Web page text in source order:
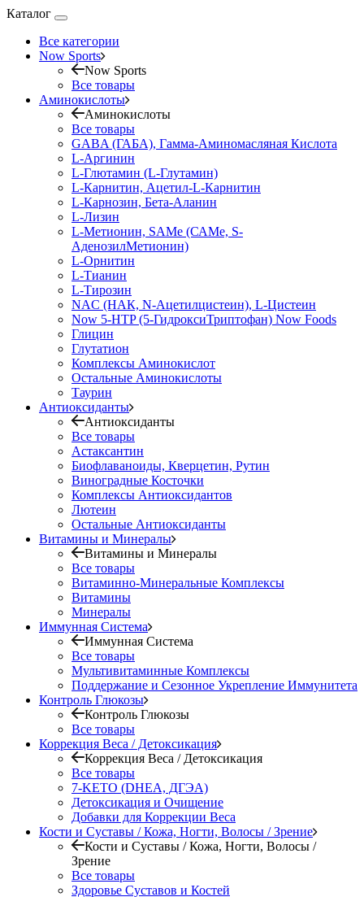
Каталог
Все категории
Now Sports
Now Sports
Все товары
Аминокислоты
Аминокислоты
Все товары
GABA (ГАБА), Гамма-Аминомасляная Кислота
L-Аргинин
L-Глютамин (L-Глутамин)
L-Карнитин, Ацетил-L-Карнитин
L-Карнозин, Бета-Аланин
L-Лизин
L-Метионин, SAMe (САМе, S-
АденозилМетионин)
L-Орнитин
L-Тианин
L-Тирозин
NAC (НАК, N-Ацетилцистеин), L-Цистеин
Now 5-HTP (5-ГидроксиТриптофан) Now Foods
Глицин
Глутатион
Комплексы Аминокислот
Остальные Аминокислоты
Таурин
Антиоксиданты
Антиоксиданты
Все товары
Астаксантин
Биофлаваноиды, Кверцетин, Рутин
Виноградные Косточки
Комплексы Антиоксидантов
Лютеин
Остальные Антиоксиданты
Витамины и Минералы
Витамины и Минералы
Все товары
Витаминно-Минеральные Комплексы
Витамины
Минералы
Иммунная Система
Иммунная Система
Все товары
Мультивитаминные Комплексы
Поддержание и Сезонное Укрепление Иммунитета
Контроль Глюкозы
Контроль Глюкозы
Все товары
Коррекция Веса / Детоксикация
Коррекция Веса / Детоксикация
Все товары
7-KETO (DHEA, ДГЭА)
Детоксикация и Очищение
Добавки для Коррекции Веса
Кости и Суставы / Кожа, Ногти, Волосы / Зрение
Кости и Суставы / Кожа, Ногти, Волосы /
Зрение
Все товары
Здоровье Суставов и Костей